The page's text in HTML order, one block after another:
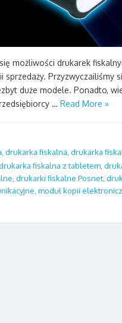
możliwości drukarek
Przyzwyczailiśmy
duże modele. Ponadto,
… Read More »
drukarka fiskalna drukarka
fiskalna z tabletem
drukarki fiskalne Posnet
moduł kopii